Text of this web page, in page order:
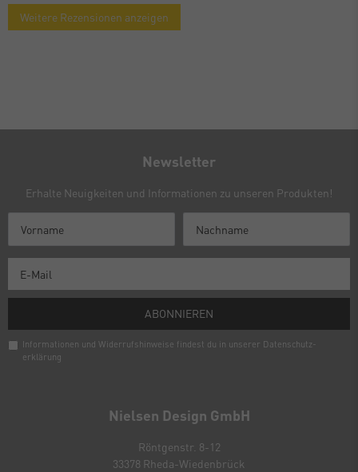
Weitere Rezensionen anzeigen
Nielsen Design GmbH
Röntgenstr. 8-12
33378 Rheda-Wiedenbrück
Newsletter
Erhalte Neuigkeiten und Informationen zu unseren Produkten!
ABONNIEREN
Informationen und Widerrufshinweise findest du in unserer Daten­schutz­
erklärung